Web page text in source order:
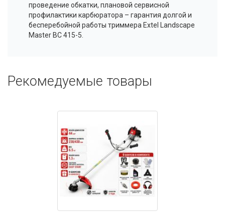
проведение обкатки, плановой сервисной
профилактики карбюратора – гарантия долгой и
бесперебойной работы триммера Extel Landscape
Master BC 415-5.
Рекомедуемые товары